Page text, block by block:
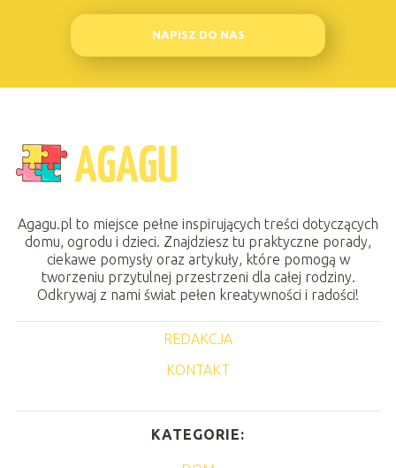
NAPISZ DO NAS
Agagu.pl to miejsce pełne inspirujących treści dotyczących
domu, ogrodu i dzieci. Znajdziesz tu praktyczne porady,
ciekawe pomysły oraz artykuły, które pomogą w
tworzeniu przytulnej przestrzeni dla całej rodziny.
Odkrywaj z nami świat pełen kreatywności i radości!
REDAKCJA
KONTAKT
KATEGORIE: